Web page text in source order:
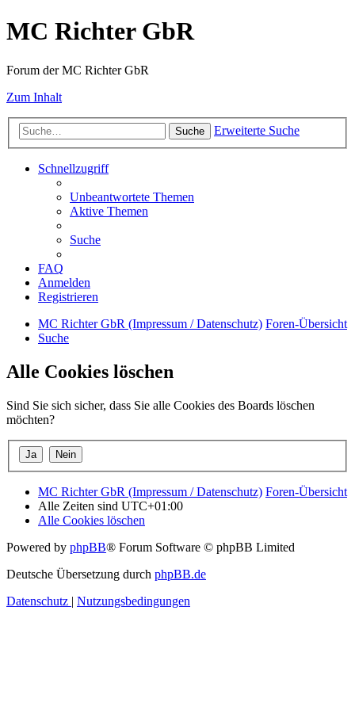
MC Richter GbR
Forum der MC Richter GbR
Zum Inhalt
Suche Erweiterte Suche
Schnellzugriff
Unbeantwortete Themen
Aktive Themen
Suche
FAQ
Anmelden
Registrieren
MC Richter GbR (Impressum / Datenschutz) Foren-Übersicht
Suche
Alle Cookies löschen
Sind Sie sich sicher, dass Sie alle Cookies des Boards löschen
möchten?
MC Richter GbR (Impressum / Datenschutz) Foren-Übersicht
Alle Zeiten sind UTC+01:00
Alle Cookies löschen
Powered by phpBB® Forum Software © phpBB Limited
Deutsche Übersetzung durch phpBB.de
Datenschutz | Nutzungsbedingungen